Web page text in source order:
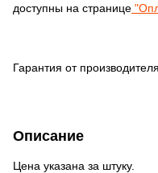
Описание
Цена указана за штуку.
доступны на странице
Гарантия от